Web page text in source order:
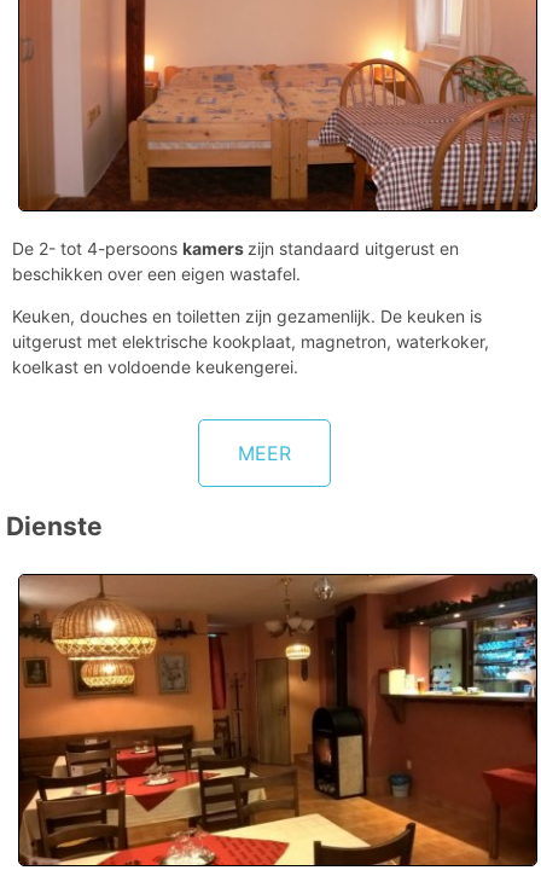
De 2- tot 4-persoons kamers zijn standaard uitgerust en
beschikken over een eigen wastafel.
Keuken, douches en toiletten zijn gezamenlijk. De keuken is
uitgerust met elektrische kookplaat, magnetron, waterkoker,
koelkast en voldoende keukengerei.
MEER
Dienste